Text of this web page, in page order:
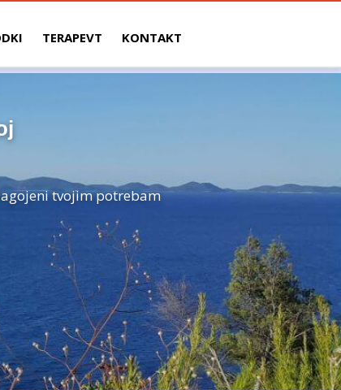
TERAPEVT KONTAKT
tvojim potrebam